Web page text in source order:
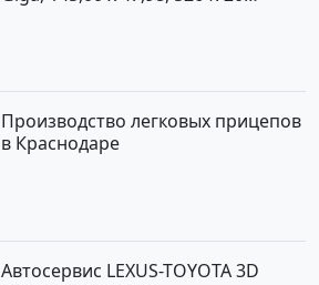
Производство легковых прицепов
в Краснодаре
Автосервис LEXUS-TOYOTA 3D